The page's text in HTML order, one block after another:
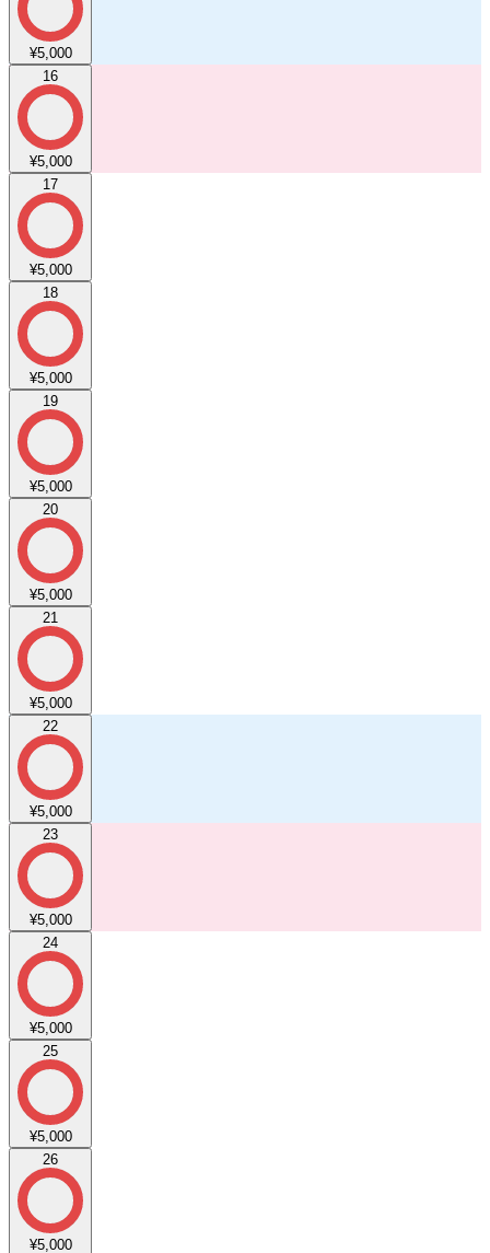
¥5,000
16
¥5,000
17
¥5,000
18
¥5,000
19
¥5,000
20
¥5,000
21
¥5,000
22
¥5,000
23
¥5,000
24
¥5,000
25
¥5,000
26
¥5,000